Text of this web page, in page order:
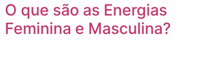
O que são as Energias
Feminina e Masculina?